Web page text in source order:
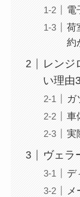
電
荷
約
レンジ
い理由
ガ
車
実
ヴェラ
デ